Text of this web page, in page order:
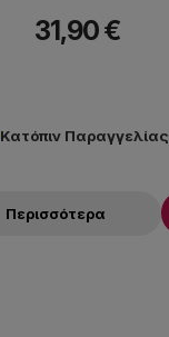
31,90 €
Κατόπιν Παραγγελίας
Περισσότερα